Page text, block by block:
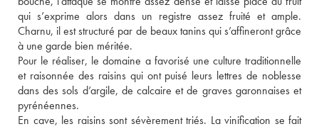
qui s’exprime alors dans un registre assez fruité et ample.
Charnu, il est structuré par de beaux tanins qui s’affineront grâce
à une garde bien méritée.
Pour le réaliser, le domaine a favorisé une culture traditionnelle
et raisonnée des raisins qui ont puisé leurs lettres de noblesse
dans des sols d’argile, de calcaire et de graves garonnaises et
pyrénéennes.
En cave, les raisins sont sévèrement triés. La vinification se fait